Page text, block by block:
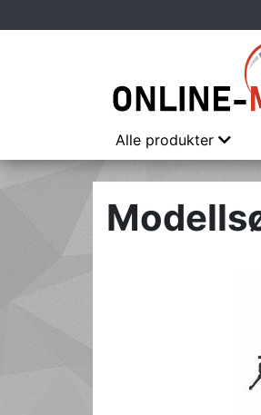
Alle produkter